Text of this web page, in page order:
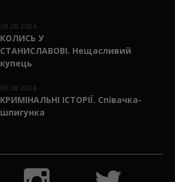
09.08.2026
КОЛИСЬ У
СТАНИСЛАВОВІ. Нещасливий
купець
09.08.2026
КРИМІНАЛЬНІ ІСТОРІЇ. Співачка-
шпигунка